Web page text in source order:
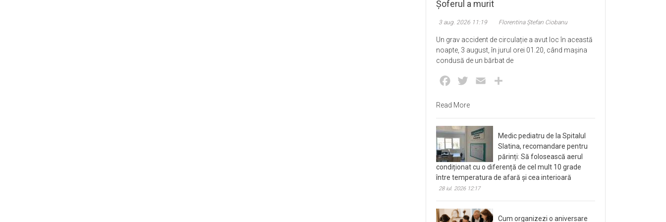
Șoferul a murit
3 aug. 2026 11:19 Florentina Ștefan Ciobanu
Un grav accident de circulație a avut loc în această
noapte, 3 august, în jurul orei 01.20, când mașina
condusă de un bărbat de
Facebook
Twitter Email
Read More
Medic pediatru de la Spitalul
Slatina, recomandare pentru
părinți: Să folosească aerul
condiționat cu o diferență de cel mult 10 grade
între temperatura de afară și cea interioară
28 iul. 2026 12:17
Cum organizezi o aniversare